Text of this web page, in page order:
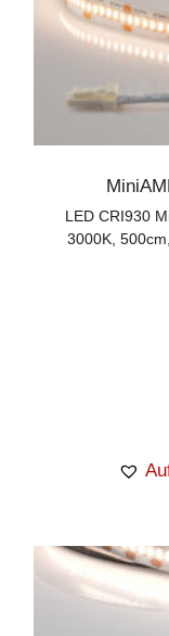
LED CRI930
3000K,